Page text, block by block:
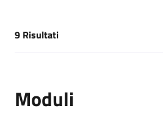
[results] Risultati
9 Risultati
Moduli